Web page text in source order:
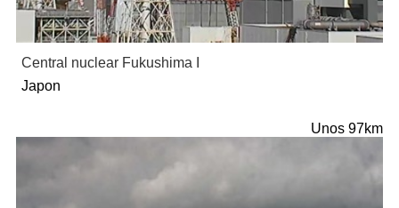
Central nuclear Fukushima I
Japon
Unos 97km